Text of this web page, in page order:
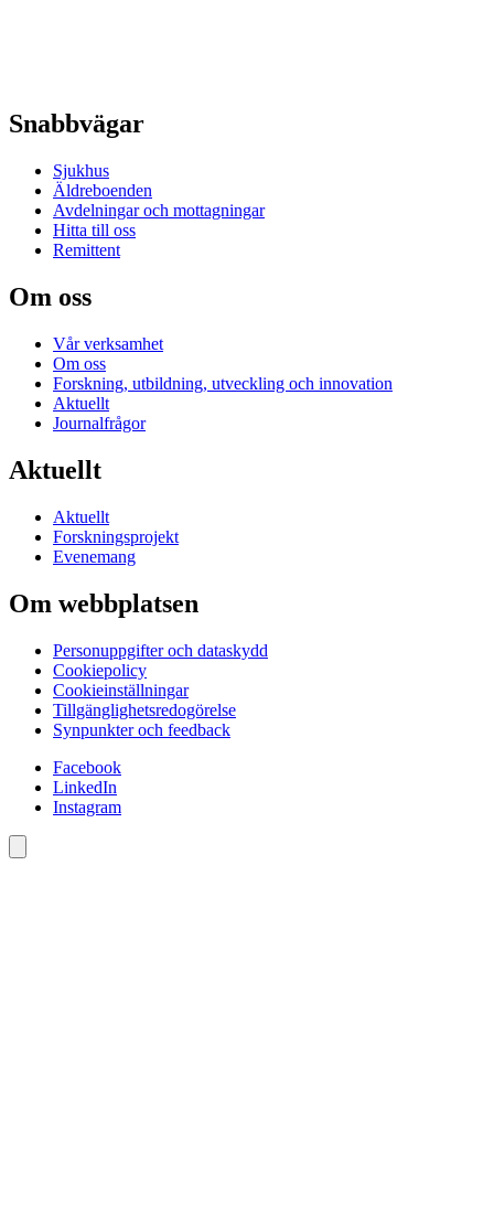
Snabbvägar
Sjukhus
Äldreboenden
Avdelningar och mottagningar
Hitta till oss
Remittent
Om oss
Vår verksamhet
Om oss
Forskning, utbildning, utveckling och innovation
Aktuellt
Journalfrågor
Aktuellt
Aktuellt
Forskningsprojekt
Evenemang
Om webbplatsen
Personuppgifter och dataskydd
Cookiepolicy
Cookieinställningar
Tillgänglighetsredogörelse
Synpunkter och feedback
Facebook
LinkedIn
Instagram